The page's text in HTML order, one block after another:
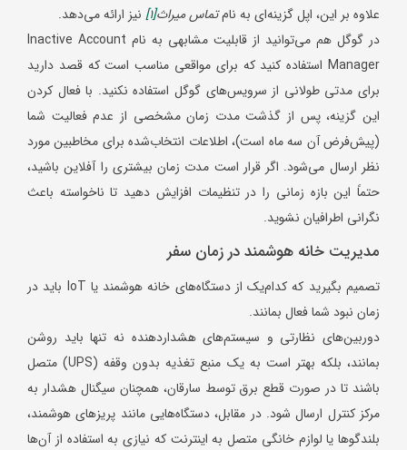
علاوه بر این، اپل گزینه‌ای به نامتماس میراث[1] نیز ارائه می‌دهد.
در گوگل هم می‌توانید از قابلیت مشابهی به نام Inactive Account
Manager استفاده کنید که برای مواقعی مناسب است که قصد دارید
برای مدتی طولانی از سرویس‌های گوگل استفاده نکنید. با فعال کردن
این گزینه، پس از گذشت مدت زمان مشخصی از عدم فعالیت شما
(پیش‌فرض آن سه ماه است)، اطلاعات انتخاب‌شده برای مخاطبین مورد
نظر ارسال می‌شود. اگر قرار است مدت زمان بیشتری را آفلاین باشید،
حتماً این بازه زمانی را در تنظیمات افزایش دهید تا ناخواسته باعث
نگرانی اطرافیان نشوید.
مدیریت خانه هوشمند در زمان سفر
تصمیم بگیرید که کدام‌یک از دستگاه‌های خانه هوشمند یا IoT باید در
زمان نبود شما فعال بمانند.
دوربین‌های نظارتی و سیستم‌های هشداردهنده نه تنها باید روشن
بمانند، بلکه بهتر است به یک منبع تغذیه بدون وقفه (UPS) متصل
باشند تا در صورت قطع برق توسط سارقان، همچنان سیگنال هشدار به
مرکز کنترل ارسال شود. در مقابل، دستگاه‌هایی مانند پریزهای هوشمند،
بلندگوها یا لوازم خانگی متصل به اینترنت که نیازی به استفاده از آن‌ها